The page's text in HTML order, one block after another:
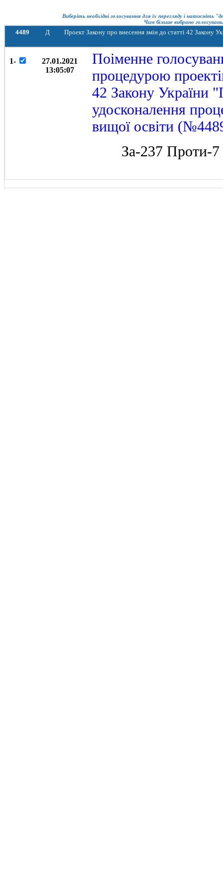
Виберіть необхідні голосування для їх перегляду і натисніть
Чим більше вибрано
4489 Д Проект Закону про внесення змін до статті 42 Закону
1-
27.01.2021
13:05:07
Поіменне
процедурою
42 Закону України
удосконалення
вищої освіти
За-237 Проти-